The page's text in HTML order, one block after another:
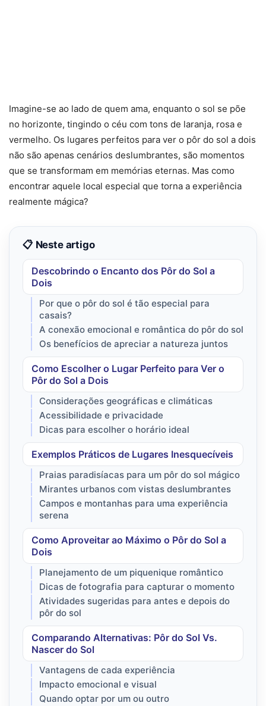
Imagine-se ao lado de quem ama, enquanto o sol se põe
no horizonte, tingindo o céu com tons de laranja, rosa e
vermelho. Os lugares perfeitos para ver o pôr do sol a dois
não são apenas cenários deslumbrantes, são momentos
que se transformam em memórias eternas. Mas como
encontrar aquele local especial que torna a experiência
realmente mágica?
📋 Neste artigo
Descobrindo o Encanto dos Pôr do Sol a
Dois
Por que o pôr do sol é tão especial para
casais?
A conexão emocional e romântica do pôr do sol
Os benefícios de apreciar a natureza juntos
Como Escolher o Lugar Perfeito para Ver o
Pôr do Sol a Dois
Considerações geográficas e climáticas
Acessibilidade e privacidade
Dicas para escolher o horário ideal
Exemplos Práticos de Lugares Inesquecíveis
Praias paradisíacas para um pôr do sol mágico
Mirantes urbanos com vistas deslumbrantes
Campos e montanhas para uma experiência
serena
Como Aproveitar ao Máximo o Pôr do Sol a
Dois
Planejamento de um piquenique romântico
Dicas de fotografia para capturar o momento
Atividades sugeridas para antes e depois do
pôr do sol
Comparando Alternativas: Pôr do Sol Vs.
Nascer do Sol
Vantagens de cada experiência
Impacto emocional e visual
Quando optar por um ou outro